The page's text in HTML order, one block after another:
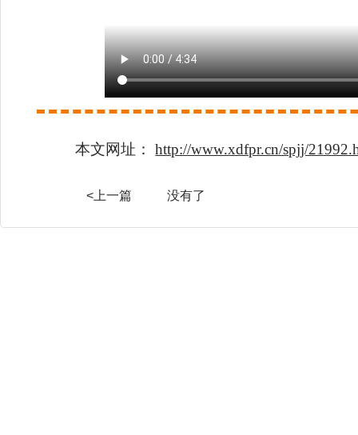
本文网址： http://www.xdfpr.cn/spjj/
<上一篇 没有了